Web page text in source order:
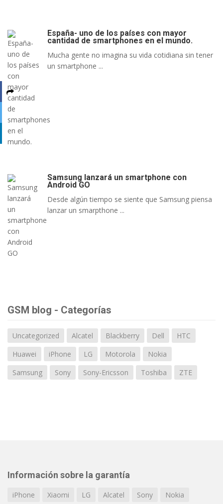
España- uno de los países con mayor
cantidad de smartphones en el mundo.
Mucha gente no imagina su vida cotidiana sin tener
un smartphone ...
Samsung lanzará un smartphone con
Android GO
Desde algún tiempo se siente que Samsung piensa
lanzar un smarpthone ...
GSM blog - Categorías
Uncategorized Alcatel Blackberry Dell
HTC
Huawei
iPhone LG Motorola
Nokia
Samsung
Sony Sony-Ericsson Toshiba ZTE
Información sobre la garantía
iPhone Xiaomi LG Alcatel Sony
Nokia